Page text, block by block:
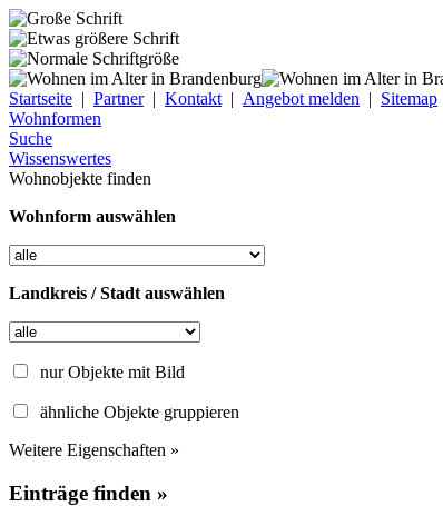
Startseite | Partner| Kontakt | Angebot melden | Sitemap
Wohnformen
Suche
Wissenswertes
Wohnobjekte finden
Wohnform auswählen
Landkreis / Stadt auswählen
nur Objekte mit Bild
ähnliche Objekte gruppieren
Weitere Eigenschaften »
Einträge finden »